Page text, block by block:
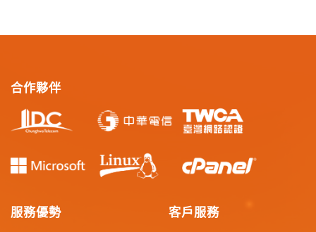
合作夥伴
服務優勢
客戶服務